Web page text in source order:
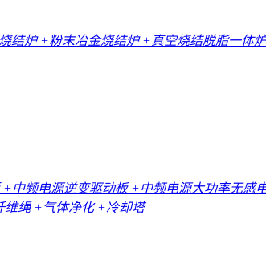
结炉+粉末冶金烧结炉+真空烧结脱脂一体
+中频电源逆变驱动板 +中频电源大功率无感
维绳 +气体净化+冷却塔